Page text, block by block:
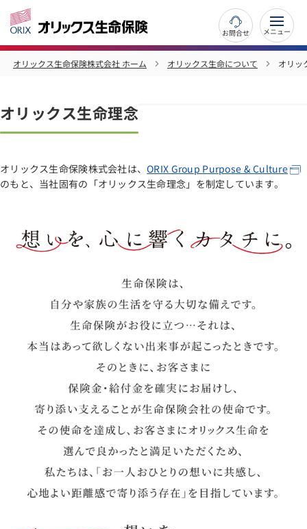
お問合せ
オリックス生命保険株式会社 ホーム オリックス生命について オリッ
オリックス生命理念
オリックス生命保険株式会社は、ORIX Group Purpose & Culture
のもと、当社固有の「オリックス生命理念」を制定しています。